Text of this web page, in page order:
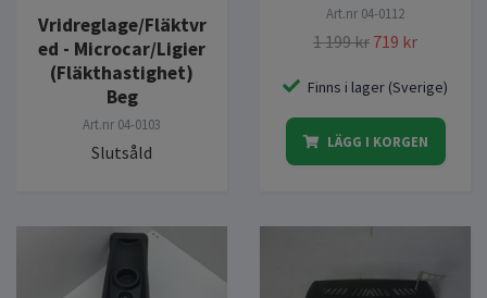
Vridreglage/Fläktvr
ed - Microcar/Ligier
(Fläkthastighet)
Beg
Art.nr 04-0103
Slutsåld
Art.nr 04-0112
1 199 kr 719 kr
Finns i lager (Sverige)
LÄGG I KORGEN